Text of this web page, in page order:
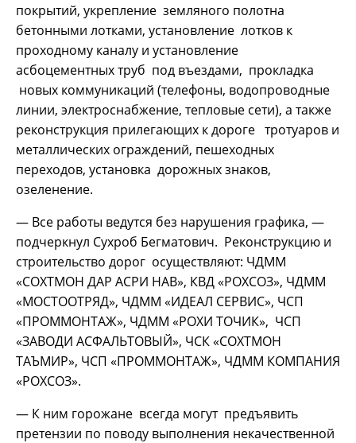
покрытий, укрепление земляного полотна
бетонными лотками, установление лотков к
проходному каналу и установление
асбоцементных труб под въездами, прокладка
новых коммуникаций (телефоны, водопроводные
линии, электроснабжение, тепловые сети), а также
реконструкция прилегающих к дороге тротуаров и
металлических ограждений, пешеходных
переходов, установка дорожных знаков,
озеленение.
— Все работы ведутся без нарушения графика, —
подчеркнул Сухроб Бегматович. Реконструкцию и
строительство дорог осуществляют: ЧДММ
«СОХТМОН ДАР АСРИ НАВ», КВД «РОХСОЗ», ЧДММ
«МОСТООТРЯД», ЧДММ «ИДЕАЛ СЕРВИС», ЧСП
«ПРОММОНТАЖ», ЧДММ «РОХИ ТОЧИК», ЧСП
«ЗАВОДИ АСФАЛЬТОВЫЙ», ЧСК «СОХТМОН
ТАЪМИР», ЧСП «ПРОММОНТАЖ», ЧДММ КОМПАНИЯ
«РОХСОЗ».
— К ним горожане всегда могут предъявить
претензии по поводу выполнения некачественной